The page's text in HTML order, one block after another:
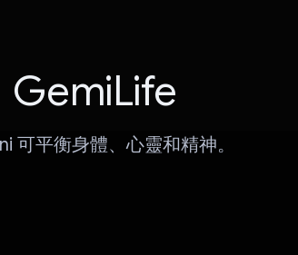
GemiLife
可平衡身體、心靈和精神。